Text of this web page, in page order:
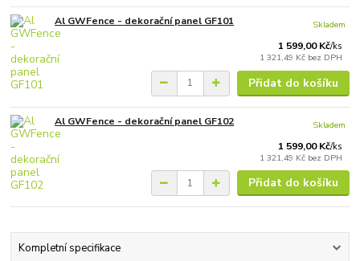
Al GWFence - dekorační panel GF101
1 599,00 Kč/ks
1 321,49 Kč bez DPH
Skladem
Přidat do košíku
Al GWFence - dekorační panel GF102
1 599,00 Kč/ks
1 321,49 Kč bez DPH
Skladem
Přidat do košíku
Kompletní specifikace